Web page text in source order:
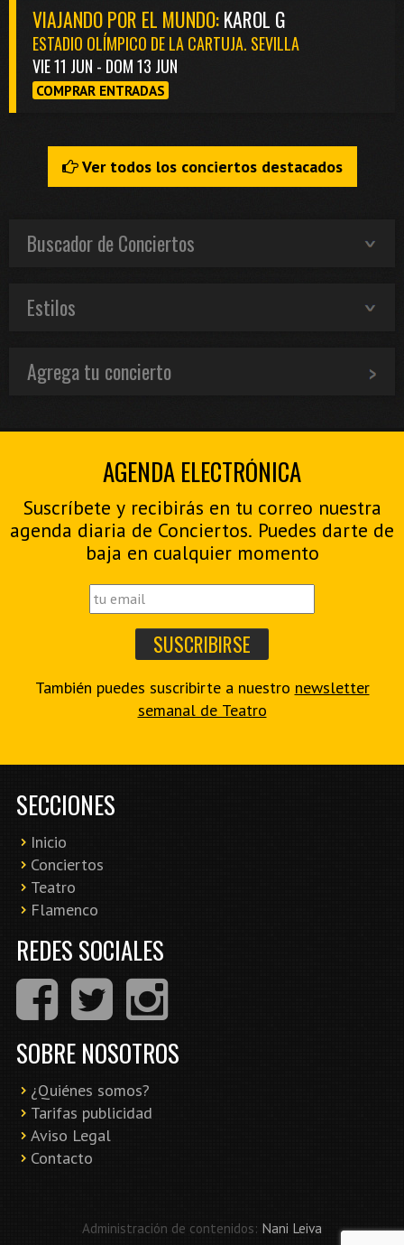
VIAJANDO POR EL MUNDO:KAROL G
ESTADIO OLÍMPICO DE LA CARTUJA. SEVILLA
VIE 11 JUN - DOM 13 JUN
COMPRAR ENTRADAS
Ver todos los conciertos destacados
Buscador de Conciertos
Estilos
Agrega tu concierto
AGENDA ELECTRÓNICA
Suscríbete y recibirás en tu correo nuestra
agenda diaria de Conciertos. Puedes darte de
baja en cualquier momento
También puedes suscribirte a nuestro newsletter
semanal de Teatro
SECCIONES
Inicio
Conciertos
Teatro
Flamenco
REDES SOCIALES
SOBRE NOSOTROS
¿Quiénes somos?
Tarifas publicidad
Aviso Legal
Contacto
Administración de contenidos: Nani Leiva